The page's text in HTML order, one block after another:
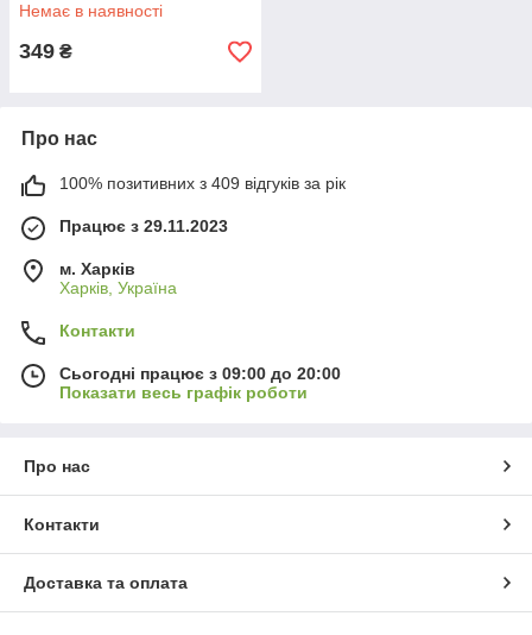
Немає в наявності
349 ₴
Про нас
100% позитивних з 409 відгуків за рік
Працює з 29.11.2023
м. Харків
Харків, Україна
Контакти
Сьогодні працює з 09:00 до 20:00
Показати весь графік роботи
Про нас
Контакти
Доставка та оплата